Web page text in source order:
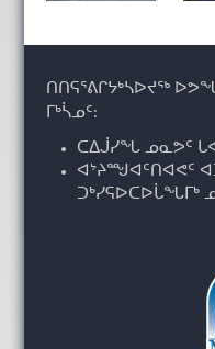
ᑎᑎᕋᕐᕕᒋᔭᒃᓴᐅᔪᖅ
ᒥᒃᓵᓄᑦ:
ᑕᐃᒎᓯᖓ ᓄᓇᕗᑦ
ᐊᔾᔨᙳᐊᑦᑎᐊᕙᑦ
ᑐᒃᓯᕋᐅᑕᐅᒑᖓᒥᒃ